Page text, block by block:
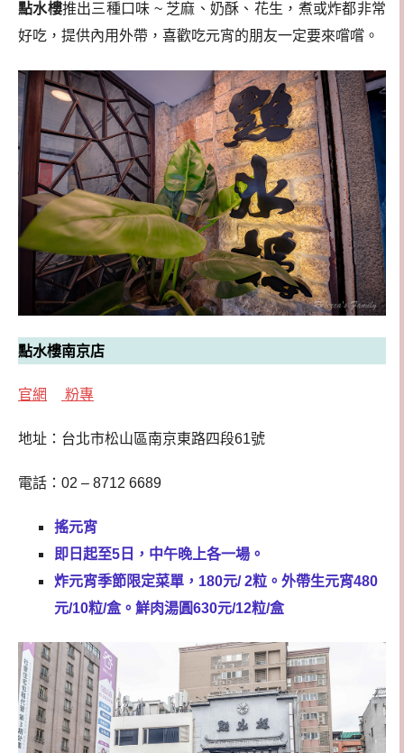
點水樓推出三種口味 ~ 芝麻、奶酥、花生，煮或炸都非常
好吃，提供內用外帶，喜歡吃元宵的朋友一定要來嚐嚐。
點水樓南京店
官網 粉專
地址：台北市松山區南京東路四段61號
電話：02 – 8712 6689
搖元宵
即日起至5日，中午晚上各一場。
炸元宵季節限定菜單，180元/ 2粒。外帶生元宵480
元/10粒/盒。鮮肉湯圓630元/12粒/盒